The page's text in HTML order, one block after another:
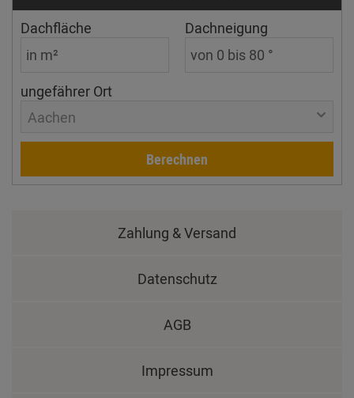
Dachfläche Dachneigung
ungefährer Ort
Aachen
Berechnen
Zahlung & Versand
Datenschutz
AGB
Impressum